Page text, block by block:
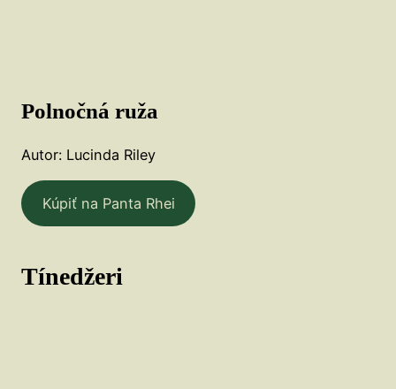
Polnočná ruža
Autor: Lucinda Riley
Kúpiť na Panta Rhei
Tínedžeri